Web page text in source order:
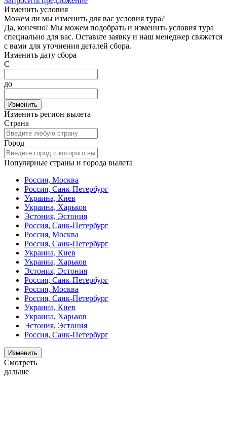
Изменить условия
Можем ли мы изменить для вас условия тура?
Да, конечно! Мы можем подобрать и изменить условия тура
специально для вас. Оставьте заявку и наш менеджер свяжется
с вами для уточнения деталей сбора.
Изменить дату сбора
С
до
Изменить
Изменить регион вылета
Страна
Город
Популярные страны и города вылета
Россия, Москва
Россия, Санк-Петербург
Украина, Киев
Украина, Харьков
Эстония, Эстония
Россия, Санк-Петербург
Россия, Москва
Россия, Санк-Петербург
Украина, Киев
Украина, Харьков
Эстония, Эстония
Россия, Санк-Петербург
Россия, Москва
Россия, Санк-Петербург
Украина, Киев
Украина, Харьков
Эстония, Эстония
Россия, Санк-Петербург
Изменить
Смотреть
дальше